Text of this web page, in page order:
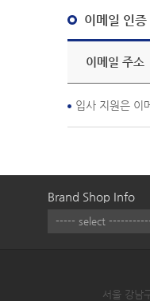
이메일 인증
이메일 주소
입사 지원은 이
Brand Shop Info
서울 강남